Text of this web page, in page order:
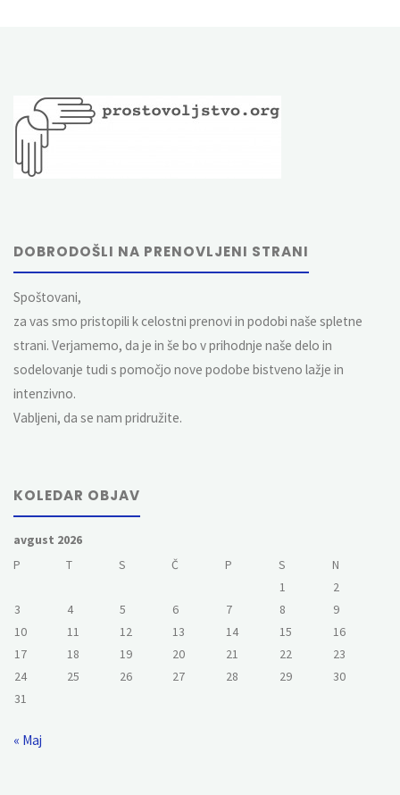
DOBRODOŠLI NA PRENOVLJENI STRANI
Spoštovani,
za vas smo pristopili k celostni prenovi in podobi naše spletne
strani. Verjamemo, da je in še bo v prihodnje naše delo in
sodelovanje tudi s pomočjo nove podobe bistveno lažje in
intenzivno.
Vabljeni, da se nam pridružite.
KOLEDAR OBJAV
avgust 2026
P
T S Č P S
N
1
2
3
4 5 6 7 8
9
10
11 12 13 14 15
16
17
18 19 20 21 22
23
24
25 26 27 28 29
30
31
« Maj